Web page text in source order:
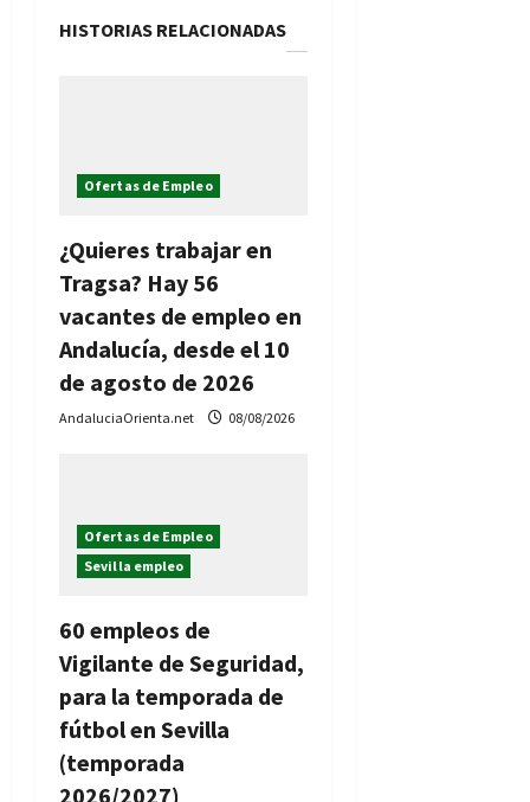
ó
n
t
r
a
HISTORIAS RELACIONADAS
Ofertas de Empleo
¿Quieres trabajar en
Tragsa? Hay 56
vacantes de empleo en
Andalucía, desde el 10
de agosto de 2026
AndaluciaOrienta.net 08/08/2026
Ofertas de Empleo
Sevilla empleo
60 empleos de
Vigilante de Seguridad,
para la temporada de
fútbol en Sevilla
(temporada
2026/2027)